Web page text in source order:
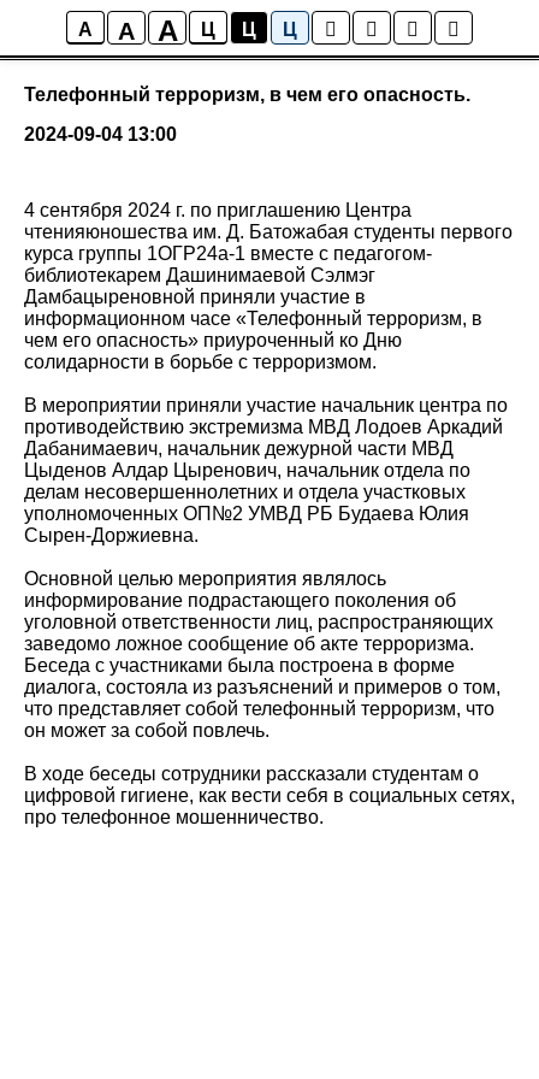
A A A Ц Ц Ц
Библиотека
Телефонный терроризм, в чем его опасность.
2024-09-04 13:00
4 сентября 2024 г. по приглашению Центра
чтенияюношества им. Д. Батожабая студенты первого
курса группы 1ОГР24а-1 вместе с педагогом-
библиотекарем Дашинимаевой Сэлмэг
Дамбацыреновной приняли участие в
информационном часе «Телефонный терроризм, в
чем его опасность» приуроченный ко Дню
солидарности в борьбе с терроризмом.
В мероприятии приняли участие начальник центра по
противодействию экстремизма МВД Лодоев Аркадий
Дабанимаевич, начальник дежурной части МВД
Цыденов Алдар Цыренович, начальник отдела по
делам несовершеннолетних и отдела участковых
уполномоченных ОП№2 УМВД РБ Будаева Юлия
Сырен-Доржиевна.
Основной целью мероприятия являлось
информирование подрастающего поколения об
уголовной ответственности лиц, распространяющих
заведомо ложное сообщение об акте терроризма.
Беседа с участниками была построена в форме
диалога, состояла из разъяснений и примеров о том,
что представляет собой телефонный терроризм, что
он может за собой повлечь.
В ходе беседы сотрудники рассказали студентам о
цифровой гигиене, как вести себя в социальных сетях,
про телефонное мошенничество.